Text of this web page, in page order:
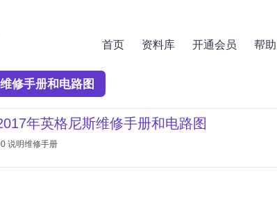
首页 资料库 开通会员 帮助
维修手册和电路图
年英格尼斯维修手册和电路图
说明维修手册